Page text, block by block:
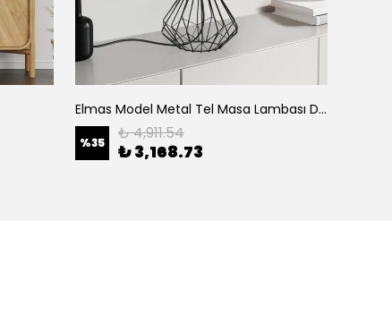
Elmas Model Metal Tel Masa Lambası Dekoratif Abajur E27 Duy Kafes Tasarım Lamba 708
%35 ₺ 4,911.54
₺ 3,168.73